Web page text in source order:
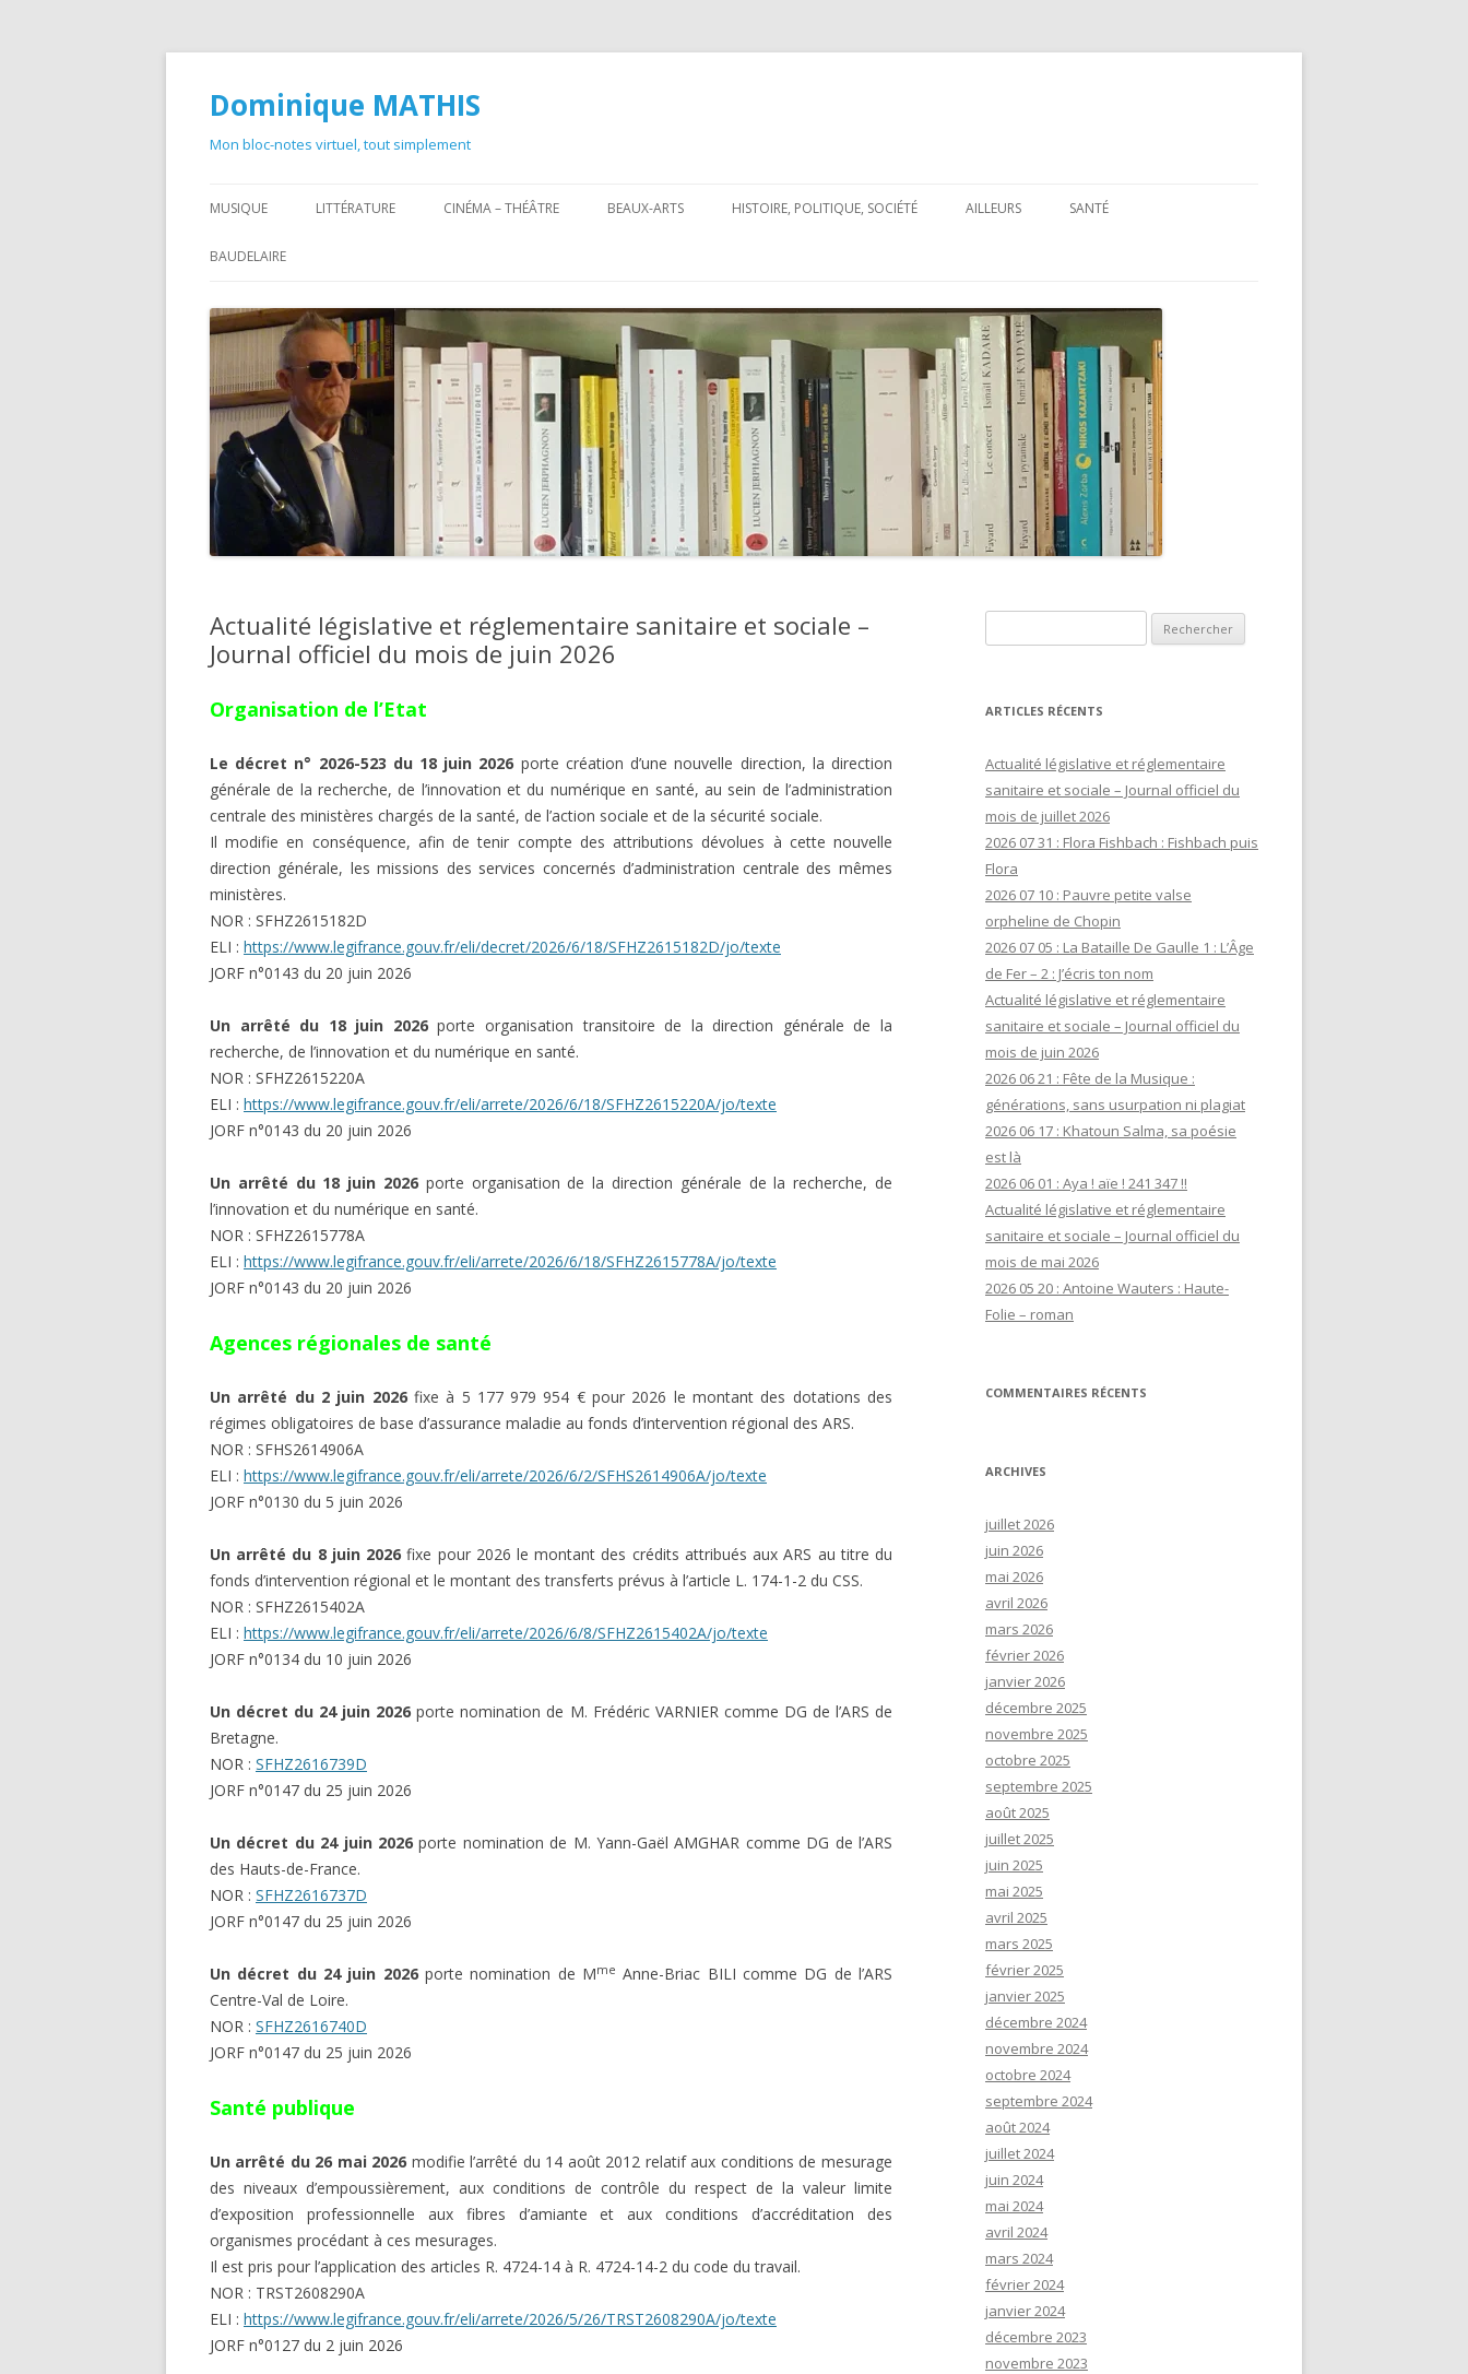
Dominique MATHIS
Mon bloc-notes virtuel, tout simplement
au
contenu
MUSIQUE LITTÉRATURE CINÉMA – THÉÂTRE BEAUX-ARTS HISTOIRE, POLITIQUE, SOCIÉTÉ AILLEURS SANTÉ
SANTÉ : RUBRIQUE LÉGISLATIVE &
RÉGLEMENTAIRE
MON PARCOURS
BAUDELAIRE
Actualité législative et réglementaire sanitaire et sociale –
Journal officiel du mois de juin 2026
Organisation de l’Etat
Le décret n° 2026-523 du 18 juin 2026 porte création d’une nouvelle direction, la direction
générale de la recherche, de l’innovation et du numérique en santé, au sein de l’administration
centrale des ministères chargés de la santé, de l’action sociale et de la sécurité sociale.
Il modifie en conséquence, afin de tenir compte des attributions dévolues à cette nouvelle
direction générale, les missions des services concernés d’administration centrale des mêmes
ministères.
NOR : SFHZ2615182D
ELI : https://www.legifrance.gouv.fr/eli/decret/2026/6/18/SFHZ2615182D/jo/texte
JORF n°0143 du 20 juin 2026
Un arrêté du 18 juin 2026porte organisation transitoire de la direction générale de la
recherche, de l’innovation et du numérique en santé.
NOR : SFHZ2615220A
ELI : https://www.legifrance.gouv.fr/eli/arrete/2026/6/18/SFHZ2615220A/jo/texte
JORF n°0143 du 20 juin 2026
Un arrêté du 18 juin 2026 porte organisation de la direction générale de la recherche, de
l’innovation et du numérique en santé.
NOR : SFHZ2615778A
ELI : https://www.legifrance.gouv.fr/eli/arrete/2026/6/18/SFHZ2615778A/jo/texte
JORF n°0143 du 20 juin 2026
Agences régionales de santé
Un arrêté du 2 juin 2026fixe à 5 177 979 954 € pour 2026 le montant des dotations des
régimes obligatoires de base d’assurance maladie au fonds d’intervention régional des ARS.
NOR : SFHS2614906A
ELI : https://www.legifrance.gouv.fr/eli/arrete/2026/6/2/SFHS2614906A/jo/texte
JORF n°0130 du 5 juin 2026
Un arrêté du 8 juin 2026 fixe pour 2026 le montant des crédits attribués aux ARS au titre du
fonds d’intervention régional et le montant des transferts prévus à l’article L. 174-1-2 du CSS.
NOR : SFHZ2615402A
ELI : https://www.legifrance.gouv.fr/eli/arrete/2026/6/8/SFHZ2615402A/jo/texte
JORF n°0134 du 10 juin 2026
Un décret du 24 juin 2026 porte nomination de M. Frédéric VARNIER comme DG de l’ARS de
Bretagne.
NOR : SFHZ2616739D
JORF n°0147 du 25 juin 2026
Un décret du 24 juin 2026 porte nomination de M. Yann-Gaël AMGHAR comme DG de l’ARS
des Hauts-de-France.
NOR : SFHZ2616737D
JORF n°0147 du 25 juin 2026
Un décret du 24 juin 2026porte nomination de Mme Anne-Briac BILI comme DG de l’ARS
Centre-Val de Loire.
NOR : SFHZ2616740D
JORF n°0147 du 25 juin 2026
Santé publique
Un arrêté du 26 mai 2026 modifie l’arrêté du 14 août 2012 relatif aux conditions de mesurage
des niveaux d’empoussièrement, aux conditions de contrôle du respect de la valeur limite
d’exposition professionnelle aux fibres d’amiante et aux conditions d’accréditation des
organismes procédant à ces mesurages.
Il est pris pour l’application des articles R. 4724-14 à R. 4724-14-2 du code du travail.
NOR : TRST2608290A
ELI : https://www.legifrance.gouv.fr/eli/arrete/2026/5/26/TRST2608290A/jo/texte
JORF n°0127 du 2 juin 2026
ARTICLES RÉCENTS
Actualité législative et réglementaire
sanitaire et sociale – Journal officiel du
mois de juillet 2026
2026 07 31 : Flora Fishbach : Fishbach puis
Flora
2026 07 10 : Pauvre petite valse
orpheline de Chopin
2026 07 05 : La Bataille De Gaulle 1 : L’Âge
de Fer – 2 : J’écris ton nom
Actualité législative et réglementaire
sanitaire et sociale – Journal officiel du
mois de juin 2026
2026 06 21 : Fête de la Musique :
générations, sans usurpation ni plagiat
2026 06 17 : Khatoun Salma, sa poésie
est là
2026 06 01 : Aya ! aïe ! 241 347 !!
Actualité législative et réglementaire
sanitaire et sociale – Journal officiel du
mois de mai 2026
2026 05 20 : Antoine Wauters : Haute-
Folie – roman
COMMENTAIRES RÉCENTS
ARCHIVES
juillet 2026
juin 2026
mai 2026
avril 2026
mars 2026
février 2026
janvier 2026
décembre 2025
novembre 2025
octobre 2025
septembre 2025
août 2025
juillet 2025
juin 2025
mai 2025
avril 2025
mars 2025
février 2025
janvier 2025
décembre 2024
novembre 2024
octobre 2024
septembre 2024
août 2024
juillet 2024
juin 2024
mai 2024
avril 2024
mars 2024
février 2024
janvier 2024
décembre 2023
novembre 2023